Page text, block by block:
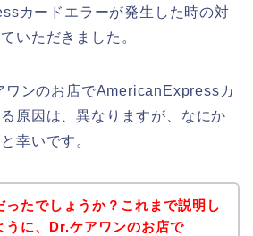
カードエラーが発生した時の対
いただきました。
ワンのお店でAmericanExpressカ
原因は、異なりますが、なにか
幸いです。
ったでしょうか？これまで説明し
うに、Dr.ケアワンのお店で